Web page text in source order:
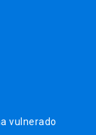
vulnerado